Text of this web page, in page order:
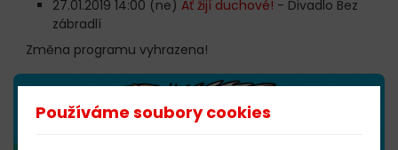
27.01.2019 14:00 (ne) Ať žijí duchové! - Divadlo Bez
zábradlí
Změna programu vyhrazena!
Používáme soubory cookies